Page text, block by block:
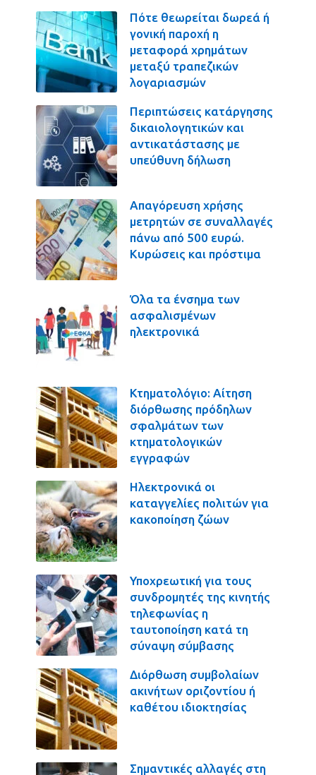
Πότε θεωρείται δωρεά ή
γονική παροχή η
μεταφορά χρημάτων
μεταξύ τραπεζικών
λογαριασμών
Περιπτώσεις κατάργησης
δικαιολογητικών και
αντικατάστασης με
υπεύθυνη δήλωση
Απαγόρευση χρήσης
μετρητών σε συναλλαγές
πάνω από 500 ευρώ.
Κυρώσεις και πρόστιμα
Όλα τα ένσημα των
ασφαλισμένων
ηλεκτρονικά
Κτηματολόγιο: Αίτηση
διόρθωσης πρόδηλων
σφαλμάτων των
κτηματολογικών
εγγραφών
Ηλεκτρονικά οι
καταγγελίες πολιτών για
κακοποίηση ζώων
Υποχρεωτική για τους
συνδρομητές της κινητής
τηλεφωνίας η
ταυτοποίηση κατά τη
σύναψη σύμβασης
Διόρθωση συμβολαίων
ακινήτων οριζοντίου ή
καθέτου ιδιοκτησίας
Σημαντικές αλλαγές στη